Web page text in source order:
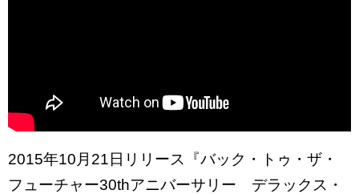
2015年10月21日リリース『バック・トゥ・ザ・
フューチャー30thアニバーサリー デラックス・